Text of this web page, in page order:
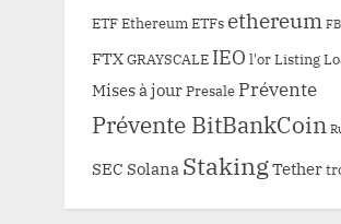
ETF EthereumETFs ethereum
FTXGRAYSCALE IEO l'orListing
Mises à jourPresale Prévente
Prévente BitBankCoin
SEC Solana StakingTether